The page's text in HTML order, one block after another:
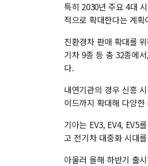
특히 2030년 주요 4대
적으로 확대한다는 계획
친환경차 판매 확대를
기차 9종 등 총 32종에
다.
내연기관의 경우 신흥
이드까지 확대해 다양
기아는 EV3, EV4, EV5
고 전기차 대중화 시대
아울러 올해 하반기 출